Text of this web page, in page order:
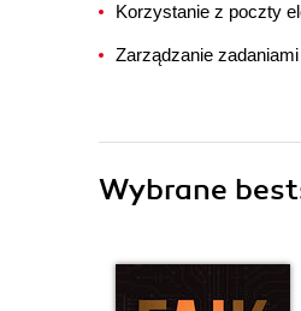
Korzystanie z poczty
Zarządzanie
Wybrane